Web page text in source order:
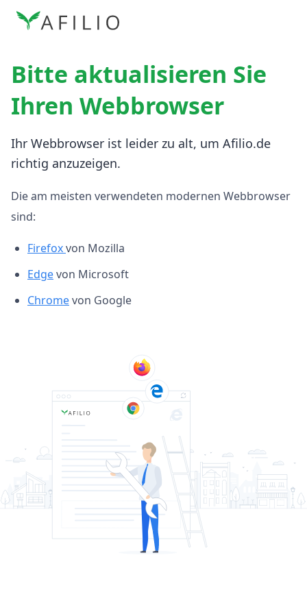
Bitte aktualisieren Sie
Ihren Webbrowser
Ihr Webbrowser ist leider zu alt, um Afilio.de
richtig anzuzeigen.
Die am meisten verwendeten modernen Webbrowser
sind:
Firefoxvon Mozilla
Edgevon Microsoft
Chromevon Google